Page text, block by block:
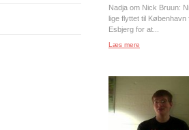
Nadja om Nick Bruun:
lige flyttet til København
Esbjerg for at...
Læs mere